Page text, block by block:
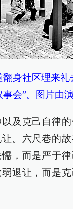
翻身社区理来礼
事会”。图片由
及克己自律
。六尺巷的故
，而是严于律
退让，而是